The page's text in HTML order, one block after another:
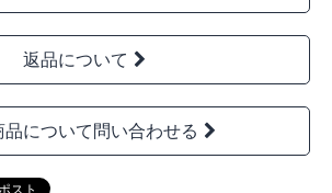
返品について
品について問い合わせる